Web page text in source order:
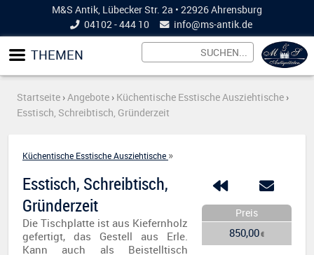
M&S Antik, Lübecker Str. 2a • 22926 Ahrensburg
04102 - 444 10
info@ms-antik.de
THEMEN
Startseite ›Angebote › Küchentische Esstische Ausziehtische ›
Esstisch, Schreibtisch, Gründerzeit
Küchentische Esstische Ausziehtische »
Preis
850,00€
Esstisch, Schreibtisch,
Gründerzeit
Die Tischplatte ist aus Kiefernholz
gefertigt, das Gestell aus Erle.
Kann auch als Beistelltisch